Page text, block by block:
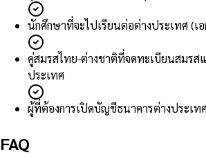
นักศึกษาที่จะไปเรียนต่อต่างประเทศ (เอ
คู่สมรสไทย-ต่างชาติที่จดทะเบียนสมรส
ประเทศ
ผู้ที่ต้องการเปิดบัญชีธนาคารต่างประเท
FAQ